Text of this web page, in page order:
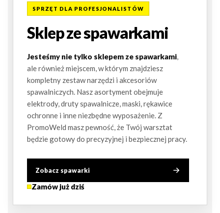
SPRZĘT DLA PROFESJONALISTÓW
Sklep ze spawarkami
Jesteśmy nie tylko sklepem ze spawarkami,
ale również miejscem, w którym znajdziesz
kompletny zestaw narzędzi i akcesoriów
spawalniczych. Nasz asortyment obejmuje
elektrody, druty spawalnicze, maski, rękawice
ochronne i inne niezbędne wyposażenie. Z
PromoWeld masz pewność, że Twój warsztat
będzie gotowy do precyzyjnej i bezpiecznej pracy.
Zobacz spawarki
Zamów już dziś